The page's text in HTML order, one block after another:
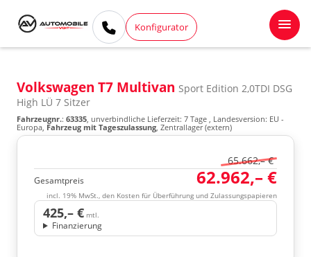
Konfigurator
Volkswagen T7 Multivan Sport Edition 2,0TDI DSG
High LÜ 7 Sitzer
Fahrzeugnr.: 63335, unverbindliche Lieferzeit: 7 Tage , Landesversion: EU -
Europa, Fahrzeug mit Tageszulassung, Zentrallager (extern)
65.662,– €
Gesamtpreis 62.962,– €
incl. 19% MwSt., den Kosten für Überführung und Zulassungspapieren
425,– € mtl.
Finanzierung